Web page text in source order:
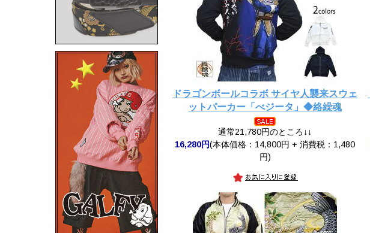
ドラゴンボールコラボ サイヤ人襲来スウェ
ットパーカー「べジータ」◆絡繰魂
通常21,780円のところ↓↓
16,280円(本体価格：14,800円 + 消費税：1,480
円)